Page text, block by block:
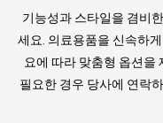
기능성과 스타일을 겸비
세요. 의료용품을 신속하
요에 따라 맞춤형 옵션을
필요한 경우 당사에 연락